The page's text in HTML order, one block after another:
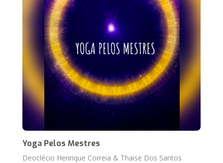
Yoga Pelos Mestres
Deoclécio Henrique Correia & Thaise Dos Santos